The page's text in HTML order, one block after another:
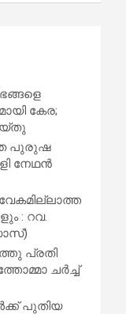
കേര;
പുരുഷ
നേഥൻ
: റവ.
പ്രതി
ചർച്ച്
പുതിയ